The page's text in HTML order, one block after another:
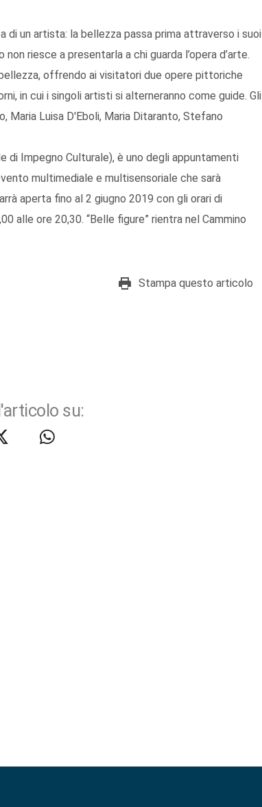
un artista: la bellezza passa prima attraverso i suoi
riesce a presentarla a chi guarda l’opera d’arte.
offrendo ai visitatori due opere pittoriche
in cui i singoli artisti si alterneranno come guide. Gli
Maria Luisa D'Eboli, Maria Ditaranto, Stefano
di Impegno Culturale), è uno degli appuntamenti
multimediale e multisensoriale che sarà
aperta fino al 2 giugno 2019 con gli orari di
alle ore 20,30. “Belle figure” rientra nel Cammino
Stampa questo articolo
su: